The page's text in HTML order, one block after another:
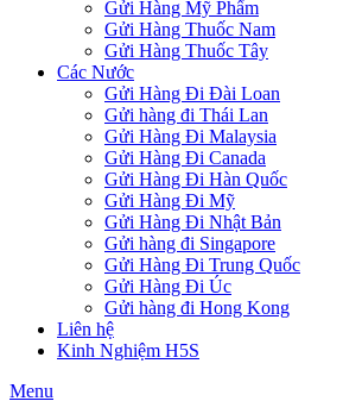
Gửi Hàng Mỹ Phẩm
Gửi Hàng Thuốc Nam
Gửi Hàng Thuốc Tây
Các Nước
Gửi Hàng Đi Đài Loan
Gửi hàng đi Thái Lan
Gửi Hàng Đi Malaysia
Gửi Hàng Đi Canada
Gửi Hàng Đi Hàn Quốc
Gửi Hàng Đi Mỹ
Gửi Hàng Đi Nhật Bản
Gửi hàng đi Singapore
Gửi Hàng Đi Trung Quốc
Gửi Hàng Đi Úc
Gửi hàng đi Hong Kong
Liên hệ
Kinh Nghiệm H5S
Menu